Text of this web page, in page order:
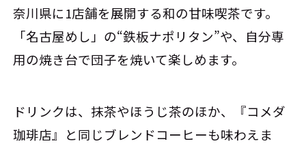
奈川県に1店舗を展開する和の甘味喫茶です。
「名古屋めし」の“鉄板ナポリタン”や、自分専
用の焼き台で団子を焼いて楽しめます。
ドリンクは、抹茶やほうじ茶のほか、『コメダ
珈琲店』と同じブレンドコーヒーも味わえま